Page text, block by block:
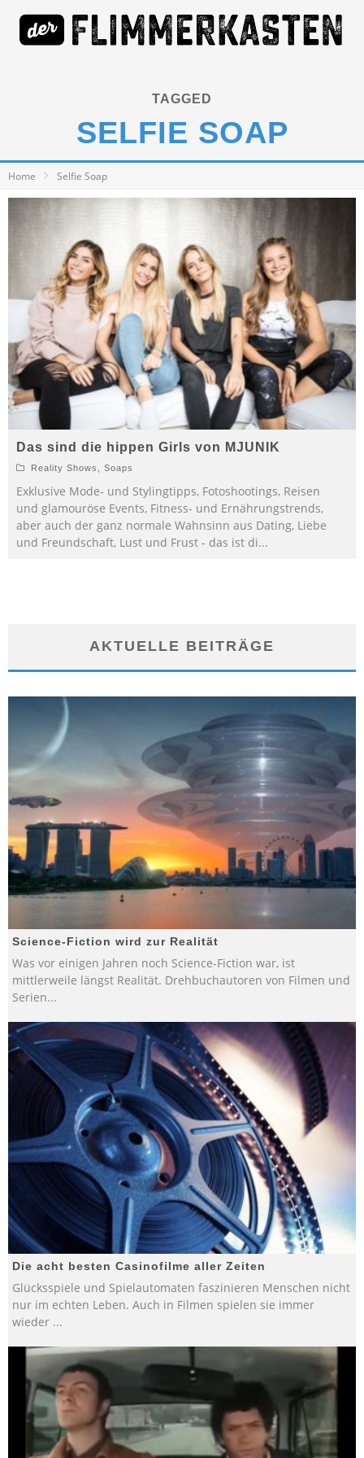
TAGGED
SELFIE SOAP
Home Selfie Soap
Das sind die hippen Girls von MJUNIK
Reality Shows Soaps
Exklusive Mode- und Stylingtipps, Fotoshootings, Reisen
und glamouröse Events, Fitness- und Ernährungstrends,
aber auch der ganz normale Wahnsinn aus Dating, Liebe
und Freundschaft, Lust und Frust - das ist di...
AKTUELLE BEITRÄGE
Science-Fiction wird zur Realität
Was vor einigen Jahren noch Science-Fiction war, ist
mittlerweile längst Realität. Drehbuchautoren von Filmen und
Serien...
Die acht besten Casinofilme aller Zeiten
Glücksspiele und Spielautomaten faszinieren Menschen nicht
nur im echten Leben. Auch in Filmen spielen sie immer
wieder ...